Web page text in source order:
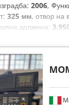
2006,
325 мм, отвор на
должина:
мм,